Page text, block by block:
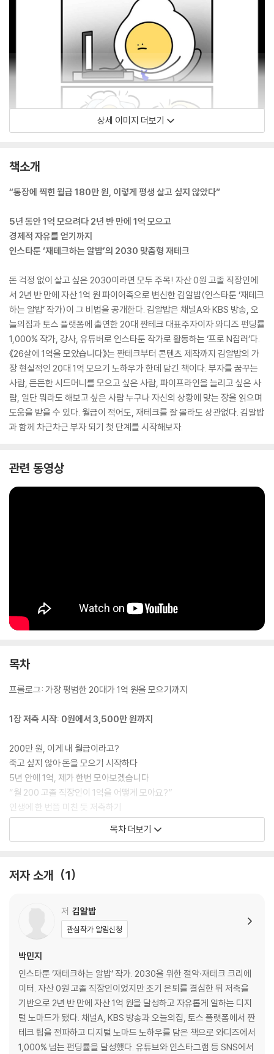
상세 이미지 더보기
책소개
“통장에 찍힌 월급 180만 원, 이렇게 평생 살고 싶지 않았다”
5년 동안 1억 모으려다 2년 반 만에 1억 모으고
경제적 자유를 얻기까지
인스타툰 ‘재테크하는 알밥’의 2030 맞춤형 재테크
돈 걱정 없이 살고 싶은 2030이라면 모두 주목! 자산 0원 고졸 직장인에
서 2년 반 만에 자산 1억 원 파이어족으로 변신한 김알밥(인스타툰 ‘재테크
하는 알밥’ 작가)이 그 비법을 공개한다. 김알밥은 채널A와 KBS 방송, 오
늘의집과 토스 플랫폼에 출연한 20대 짠테크 대표주자이자 와디즈 펀딩률
1,000% 작가, 강사, 유튜버로 인스타툰 작가로 활동하는 ‘프로 N잡러’다.
《26살에 1억을 모았습니다》는 짠테크부터 콘텐츠 제작까지 김알밥의 가
장 현실적인 20대 1억 모으기 노하우가 한데 담긴 책이다. 부자를 꿈꾸는
사람, 든든한 시드머니를 모으고 싶은 사람, 파이프라인을 늘리고 싶은 사
람, 일단 뭐라도 해보고 싶은 사람 누구나 자신의 상황에 맞는 장을 읽으며
도움을 받을 수 있다. 월급이 적어도, 재테크를 잘 몰라도 상관없다. 김알밥
과 함께 차근차근 부자 되기 첫 단계를 시작해보자.
관련 동영상
목차
프롤로그: 가장 평범한 20대가 1억 원을 모으기까지
1장 저축 시작: 0원에서 3,500만 원까지
200만 원, 이게 내 월급이라고?
죽고 싶지 않아 돈을 모으기 시작하다
5년 안에 1억, 제가 한번 모아보겠습니다
“월 200 고졸 직장인이 1억을 어떻게 모아요?”
인생에 한 번쯤 미친 듯 저축하기
주식·부동산·경제 공부, 안 하면 나만 손해
돈이 모이니 저축이 재밌어졌다
2장 저축 중반: 3,500만 원에서 1억 원까지
연봉 2,400만 원으로 연 3,500만 원을 저축하다
저축은 궁상맞다? 저축에 대한 고정관념 깨기
돈만 모았을 뿐인데 달라진 것들
전셋집을 구하고 진짜 어른이 되다
경제적 자유가 뭐라고 생각하세요?
덜 쓰는 것보다 중요한 것은 잘 쓰는 것
나만 힘들게 저축하는 것 같을 때
사람들은 왜 절약을 싫어할까?
습관 하나 잘 들이니 써도 써도 돈이 남네
이제 마음 놓고 퇴사하겠습니다
목차 더보기
저자 소개 1
저 김알밥
관심작가 알림신청
박민지
인스타툰 ‘재테크하는 알밥’ 작가. 2030을 위한 절약·재테크 크리에
이터. 자산 0원 고졸 직장인이었지만 조기 은퇴를 결심한 뒤 저축을
기반으로 2년 반 만에 자산 1억 원을 달성하고 자유롭게 일하는 디지
털 노마드가 됐다. 채널A, KBS 방송과 오늘의집, 토스 플랫폼에서 짠
테크 팁을 전파하고 디지털 노마드 노하우를 담은 책으로 와디즈에서
1,000% 넘는 펀딩률을 달성했다. 유튜브와 인스타그램 등 SNS에서